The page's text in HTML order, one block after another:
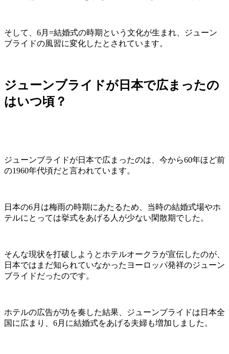
そして、6月=結婚式の時期という文化が生まれ、ジューン
ブライドの風習に変化したとされています。
ジューンブライドが日本で広まったの
はいつ頃？
ジューンブライドが日本で広まったのは、今から60年ほど前
の1960年代頃だと言われています。
日本の6月は梅雨の時期にあたるため、当時の結婚式場やホ
テルにとっては挙式をあげる人が少ない閑散期でした。
そんな現状を打破しようとホテルオークラが宣伝したのが、
日本ではまだ知られていなかったヨーロッパ発祥のジューン
ブライドだったのです。
ホテルの広告が功を奏した結果、ジューンブライドは日本全
国に広まり、6月に結婚式をあげる夫婦も増加しました。